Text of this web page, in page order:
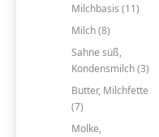
Milchbasis (11)
Milch (8)
Sahne süß,
Kondensmilch (3)
Butter, Milchfette
(7)
Molke,